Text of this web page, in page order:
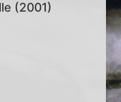
(2001)